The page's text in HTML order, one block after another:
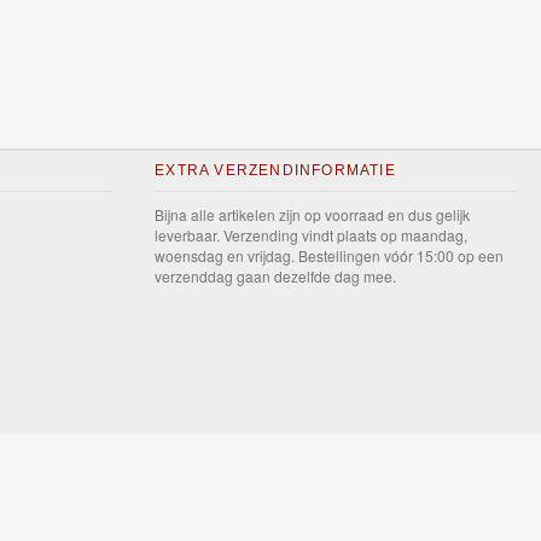
EXTRA VERZENDINFORMATIE
Bijna alle artikelen zijn op voorraad en dus gelijk
leverbaar. Verzending vindt plaats op maandag,
woensdag en vrijdag. Bestellingen vóór 15:00 op een
verzenddag gaan dezelfde dag mee.